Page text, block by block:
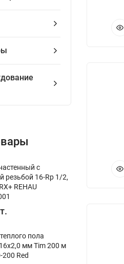
с
резьбой 16-Rp 1/2,
REHAU
пола
мм Tim 200 м
200 Red